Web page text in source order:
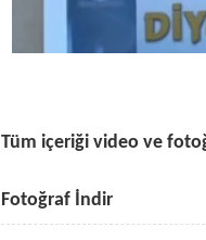
Tüm içeriği video ve
Fotoğraf İndir